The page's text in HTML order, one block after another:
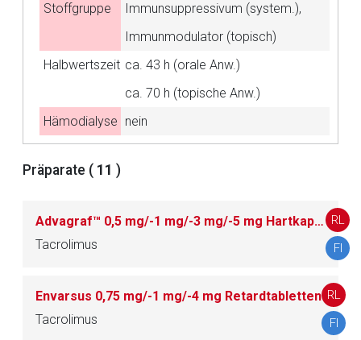
Stoffgruppe
Immunsuppressivum (system.),
Immunmodulator (topisch)
Halbwertszeit ca. 43 h (orale Anw.)
ca. 70 h (topische Anw.)
Hämodialyse nein
Präparate ( 11 )
Advagraf™ 0,5 mg/-1 mg/-3 mg/-5 mg Hartkapseln, retardiert
Tacrolimus
RL
FI
Envarsus 0,75 mg/-1 mg/-4 mg Retardtabletten
Tacrolimus
RL
FI
Aufruf einer externen Seite
Seite. Für die Inhalte der externen Web-Seite ist deren
Betreiber verantwortlich. Ebenso gelten dort ggf. andere
Datenschutzbestimmungen.